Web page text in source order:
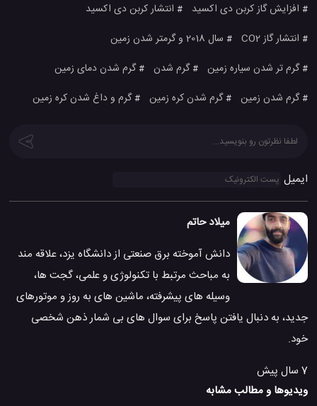
# افزایش گاز کربن دی اکسید # انتشار کربن دی اکسید
# انتشار گاز CO2 # سال 2018 و گرمتر شدن زمین
# گرم تر شدن سیاره زمین # گرم شدن # گرم شدن دمای زمین
# گرم شدن زمین # گرم شدن کره زمین # گرم و داغ شدن کره زمین
ایمیل
میلاد حاتم
دانش آموخته برق صنعتی از دانشگاه یزد، علاقه مند
به مباحث مرتبط با تکنولوژی و علمی، گجت ها،
وسیله های پیشرفته، ماشین های به روز و موتورهای
جدید، به دنبال یافتن پاسخ برای سوال های بی شمار ذهن شخصی
خود.
7 سال پیش
ویدیوها و مطالب مشابه